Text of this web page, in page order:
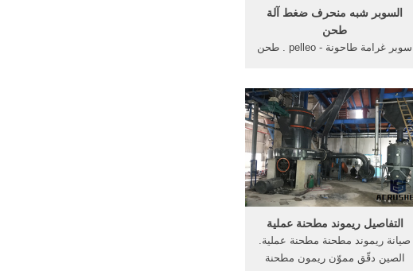
السوبر شبه منحرف ضغط آلة
طحن
سوبر غرامة طاحونة - pelleo . طحن
مم طاحونة طحن تجربة وسائل
الاعلام شبه منحرف وسائل الإعلام
تحت كيفية تغيير ارتفاع ضغط طحن
مطحنة قضيب حلقة طحن طاحونة
الحصول على ...
التفاصيل ريموند مطحنة عملية
صيانة ريموند مطحنة مطحنة عملية.
الصين دقّق مموّن ريمون مطحنة